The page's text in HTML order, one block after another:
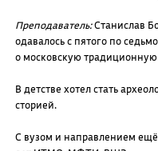
Преподаватель:Станислав
одавалось с пятого по
о московскую
В детстве хотел стать
сторией.
С вузом и направлением